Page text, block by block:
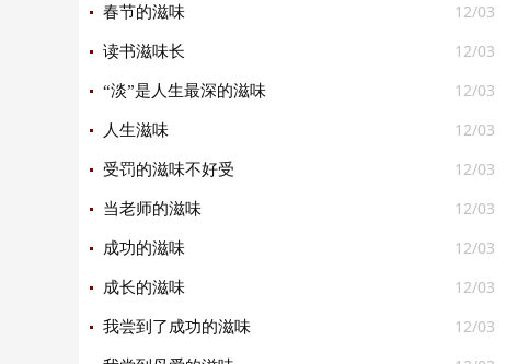
12/03
春节的滋味
12/03
读书滋味长
12/03
“淡”是人生最深的滋味
12/03
人生滋味
12/03
受罚的滋味不好受
12/03
当老师的滋味
12/03
成功的滋味
12/03
成长的滋味
12/03
我尝到了成功的滋味